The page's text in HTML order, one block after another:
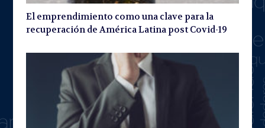
El emprendimiento como una clave para la
recuperación de América Latina post Covid-19